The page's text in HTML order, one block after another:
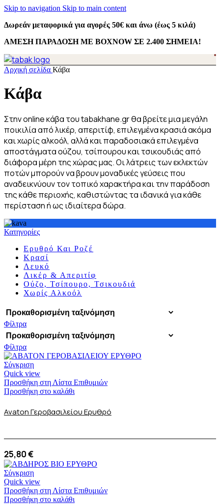
Skip to navigation Skip to main content
Δωρεάν μεταφορικά για αγορές 50€ και άνω (έως 5 κιλά)
ΑΜΕΣΗ ΠΑΡΑΔΟΣΗ ΜΕ BOXNOW ΣΕ 2.400 ΣΗΜΕΙΑ!
Αρχική σελίδα Κάβα
Κάβα
Στην online κάβα του tabakhane.gr θα βρείτε μια μεγάλη
ποικιλία από λικέρ, απεριτίφ, επιλεγμένα κρασιά ακόμα
και χωρίς αλκοόλ, αλλά και παραδοσιακά επιλεγμένα
αποστάγματα ούζου, τσίπουρου και τσικουδιάς από
διάφορα μέρη της χώρας μας. Οι λάτρεις των εκλεκτών
ποτών μπορούν να βρουν μοναδικές γεύσεις που
αναδεικνύουν τον τοπικό χαρακτήρα και την παράδοση
της κάθε περιοχής, καθιστώντας τα ιδανικά για κάθε
περίσταση ή ως ιδιαίτερα δώρα.
Κατηγορίες
Ερυθρό Και Ροζέ
Κρασί
Λευκό
Λικέρ & Απεριτίφ
Ούζο, Τσίπουρο, Τσικουδιά
Χωρίς Αλκοόλ
Φίλτρα
Φίλτρα
Σύγκριση
Quick view
Προσθήκη στη Λίστα Επιθυμιών
Προσθήκη στο καλάθι
Avaton Γεροβασιλείου Ερυθρό
25,80€
Σύγκριση
Quick view
Προσθήκη στη Λίστα Επιθυμιών
Προσθήκη στο καλάθι